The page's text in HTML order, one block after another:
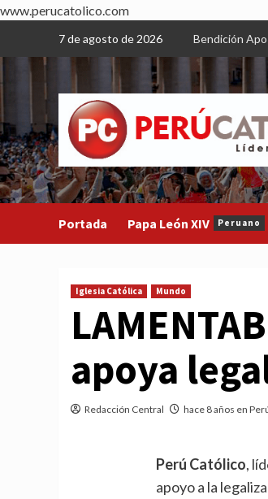
www.perucatolico.com
content
7 de agosto de 2026 Bendición
Portada Papa León XIV Peruano
Iglesia Católica Mundo
apoya
Redacción Central hace 8 años en
Perú Católico,
apoyo a la